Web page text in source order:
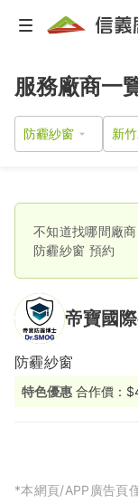
服務廠商一
防霾紗窗
不知道找哪間廠
防霾紗窗 預約
帝寶國
防霾紗窗
特色優惠 合作價：
*本網頁/APP廣告頁